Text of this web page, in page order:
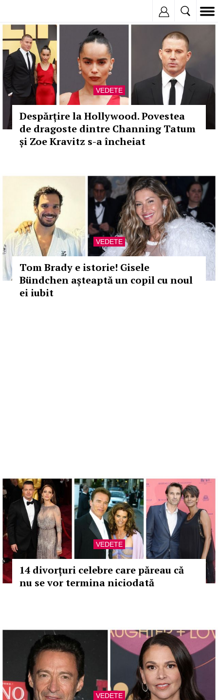
VEDETE
Despărțire la Hollywood. Povestea
de dragoste dintre Channing Tatum
și Zoe Kravitz s-a încheiat
VEDETE
Tom Brady e istorie! Gisele
Bündchen așteaptă un copil cu noul
ei iubit
VEDETE
14 divorțuri celebre care păreau că
nu se vor termina niciodată
VEDETE